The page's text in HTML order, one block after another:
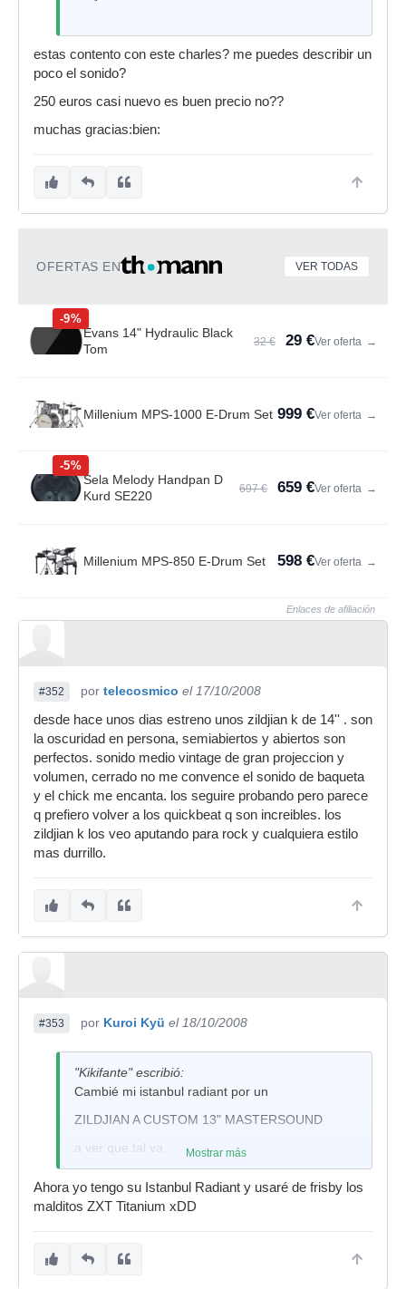
estas contento con este charles? me puedes describir un
poco el sonido?
250 euros casi nuevo es buen precio no??
muchas gracias:bien:
OFERTAS EN VER TODAS
-9%
Evans 14" Hydraulic Black
Tom
32 € 29 €Ver oferta →
Millenium MPS-1000 E-Drum Set 999 €Ver oferta →
-5%
Sela Melody Handpan D
Kurd SE220
697 € 659 €Ver oferta →
Millenium MPS-850 E-Drum Set 598 €Ver oferta →
Enlaces de afiliación
#352 por telecosmico el 17/10/2008
desde hace unos dias estreno unos zildjian k de 14'' . son
la oscuridad en persona, semiabiertos y abiertos son
perfectos. sonido medio vintage de gran projeccion y
volumen, cerrado no me convence el sonido de baqueta
y el chick me encanta. los seguire probando pero parece
q prefiero volver a los quickbeat q son increibles. los
zildjian k los veo aputando para rock y cualquiera estilo
mas durrillo.
#353 por Kuroi Kyü el 18/10/2008
"Kikifante" escribió:
Cambié mi istanbul radiant por un
ZILDJIAN A CUSTOM 13" MASTERSOUND
a ver que tal va
Mostrar más
Ahora yo tengo su Istanbul Radiant y usaré de frisby los
malditos ZXT Titanium xDD